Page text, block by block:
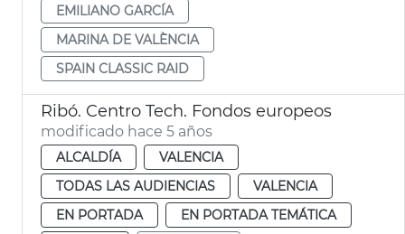
EMILIANO GARCÍA
MARINA DE VALÈNCIA
SPAIN CLASSIC RAID
Ribó. Centro Tech. Fondos europeos
modificado hace 5 años
ALCALDÍA
VALENCIA
TODAS LAS AUDIENCIAS
VALENCIA
EN PORTADA
EN PORTADA TEMÁTICA